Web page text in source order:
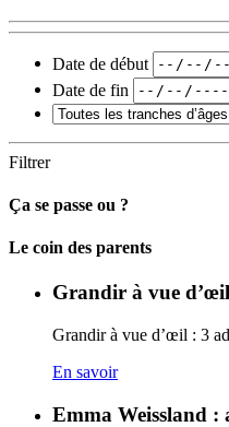
Date de début
Date de fin
Filtrer
Ça se passe ou ?
Carto
Le coin des parents
Grandir à vue d’œil
Grandir à vue d’œil : 3
En savoir
Emma Weissland :